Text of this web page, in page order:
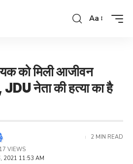
Aa
को मिली आजीवन
JDU नेता की हत्या का है
2021 11:53 AM
VIEWS
2 MIN READ